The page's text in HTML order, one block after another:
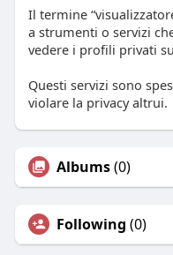
Il termine
a strumenti o servizi
vedere i profili privati
Questi servizi sono
violare la privacy altrui.
Albums(0)
Following (0)